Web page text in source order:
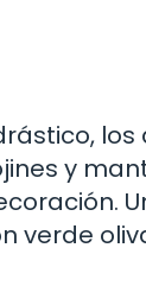
y
verde